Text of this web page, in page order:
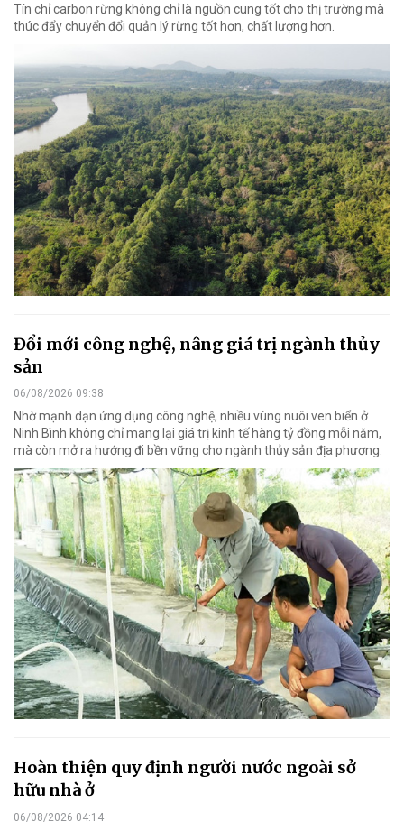
Tín chỉ carbon rừng không chỉ là nguồn cung tốt cho thị trường mà
thúc đẩy chuyển đổi quản lý rừng tốt hơn, chất lượng hơn.
Đổi mới công nghệ, nâng giá trị ngành thủy
sản
06/08/2026 09:38
Nhờ mạnh dạn ứng dụng công nghệ, nhiều vùng nuôi ven biển ở
Ninh Bình không chỉ mang lại giá trị kinh tế hàng tỷ đồng mỗi năm,
mà còn mở ra hướng đi bền vững cho ngành thủy sản địa phương.
Hoàn thiện quy định người nước ngoài sở
hữu nhà ở
06/08/2026 04:14